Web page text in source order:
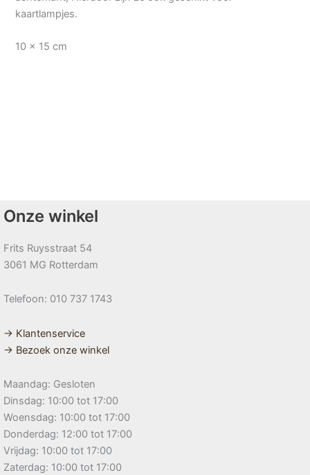
kaartlampjes.
10 x 15 cm
Onze winkel
Frits Ruysstraat 54
3061 MG Rotterdam
Telefoon: 010 737 1743
→ Klantenservice
→ Bezoek onze winkel
Maandag: Gesloten
Dinsdag: 10:00 tot 17:00
Woensdag: 10:00 tot 17:00
Donderdag: 12:00 tot 17:00
Vrijdag: 10:00 tot 17:00
Zaterdag: 10:00 tot 17:00